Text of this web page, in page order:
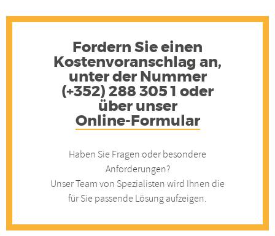
Hochhubwagen
Fordern Sie einen
Kostenvoranschlag an,
unter der Nummer
(+352) 288 305 1 oder
über unser
Online-Formular
Haben Sie Fragen oder besondere
Anforderungen?
Unser Team von Spezialisten wird Ihnen die
für Sie passende Lösung aufzeigen.